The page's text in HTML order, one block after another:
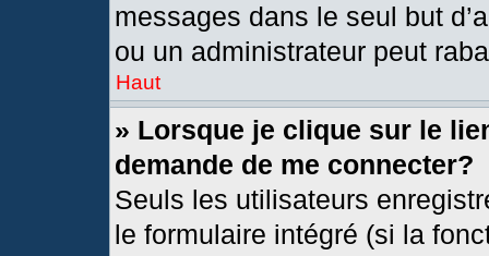
messages dans le seul but
ou un administrateur peut
Haut
» Lorsque je clique sur le
demande de me connecter?
Seuls les utilisateurs
le formulaire intégré (si la